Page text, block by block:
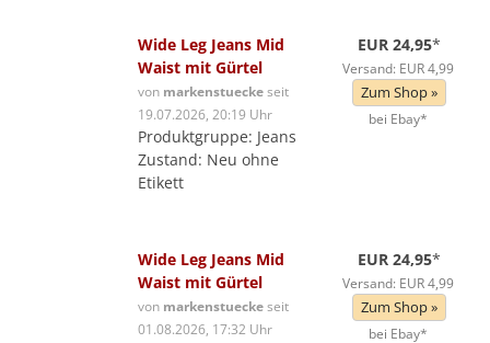
Wide Leg Jeans Mid
Waist mit Gürtel
von markenstueckeseit
19.07.2026, 20:19 Uhr
Produktgruppe: Jeans
Zustand: Neu ohne
Etikett
EUR 24,95*
Versand: EUR 4,99
Zum Shop »
bei Ebay*
Wide Leg Jeans Mid
Waist mit Gürtel
von markenstueckeseit
01.08.2026, 17:32 Uhr
EUR 24,95*
Versand: EUR 4,99
Zum Shop »
bei Ebay*